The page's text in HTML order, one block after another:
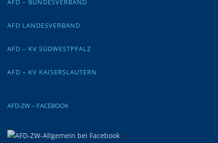
AFD – BUNDESVERBAND
AFD LANDESVERBAND
AFD – KV SÜDWESTPFALZ
AFD – KV KAISERSLAUTERN
AFD-ZW – FACEBOOK